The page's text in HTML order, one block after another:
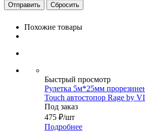
Сбросить
Похожие товары
Быстрый просмотр
Рулетка 5м*25мм
Touch автостопор Rage by
Под заказ
475 ₽/шт
Подробнее